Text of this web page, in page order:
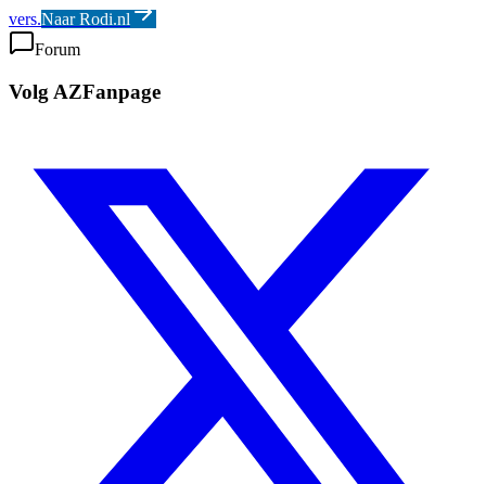
vers.Naar Rodi.nl
Forum
Volg AZFanpage